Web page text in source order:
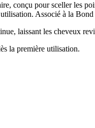
conçu pour sceller les
Associé à la
laissant les cheveux
la première utilisation.